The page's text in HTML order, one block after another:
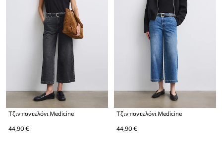
Τζιν παντελόνι Medicine
44,90 €
Τζιν παντελόνι Medicine
44,90 €